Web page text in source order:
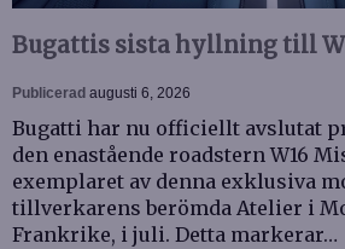
Bugattis sista hyllning till
Publicerad augusti 6, 2026
Bugatti har nu officiellt avslutat
den enastående roadstern W16
exemplaret av denna exklusiva
tillverkarens berömda Atelier i
Frankrike, i juli. Detta markerar…